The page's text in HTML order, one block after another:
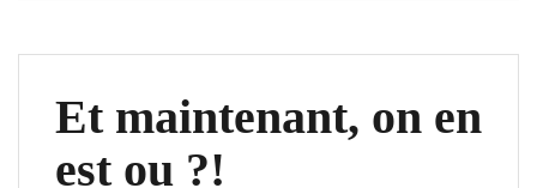
Et maintenant, on en
est ou ?!